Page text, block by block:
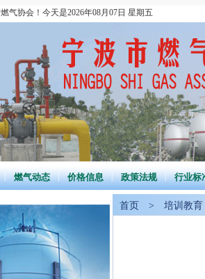
气协会！今天是2026年08月07日 星期五
| 燃气动态 | 价格信息 | 政策法规 | 行业标
首页 > 培训教育